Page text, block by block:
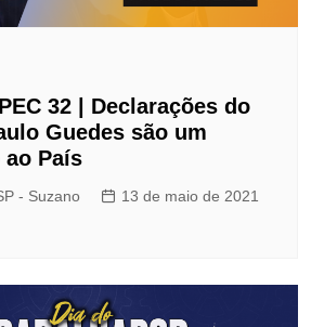
32 | Declarações do
Guedes são um
País
- Suzano
13 de maio de 2021